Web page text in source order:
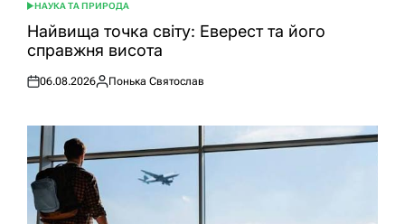
ОПУБЛІКУВАТИ
У
НАУКА ТА ПРИРОДА
Найвища точка світу: Еверест та його
справжня висота
Оприлюднено
06.08.2026
Опубліковано
Понька Святослав